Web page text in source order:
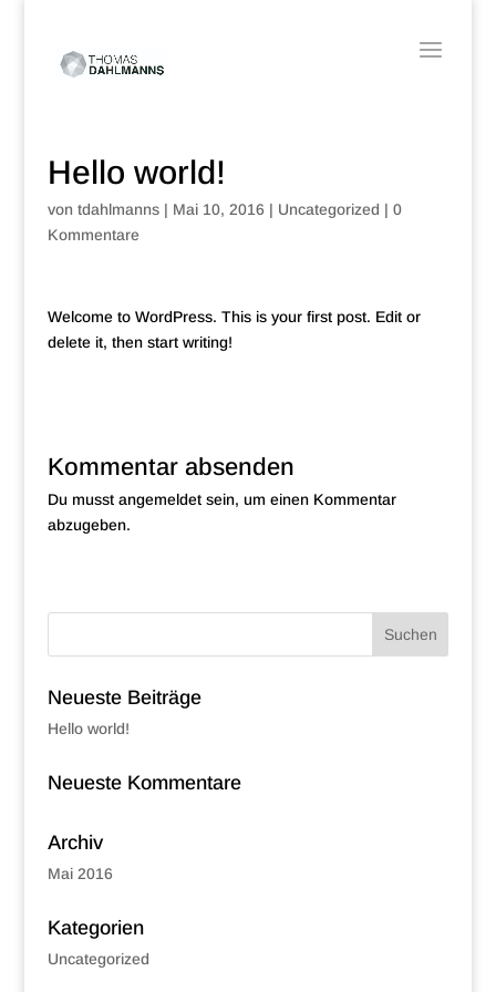
Hello world!
von tdahlmanns| Mai 10, 2016 | Uncategorized | 0
Kommentare
Welcome to WordPress. This is your first post. Edit or
delete it, then start writing!
Kommentar absenden
Du musst angemeldetsein, um einen Kommentar
abzugeben.
Neueste Beiträge
Hello world!
Neueste Kommentare
Archiv
Mai 2016
Kategorien
Uncategorized